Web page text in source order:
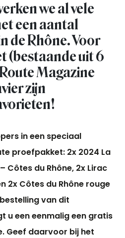
we al vele
een aantal
de Rhône. Voor
(bestaande uit 6
Magazine
zijn
in een speciaal
proefpakket: 2x 2024 La
Côtes du Rhône, 2x Lirac
2x Côtes du Rhône rouge
van dit
u een eenmalig een gratis
Geef daarvoor bij het